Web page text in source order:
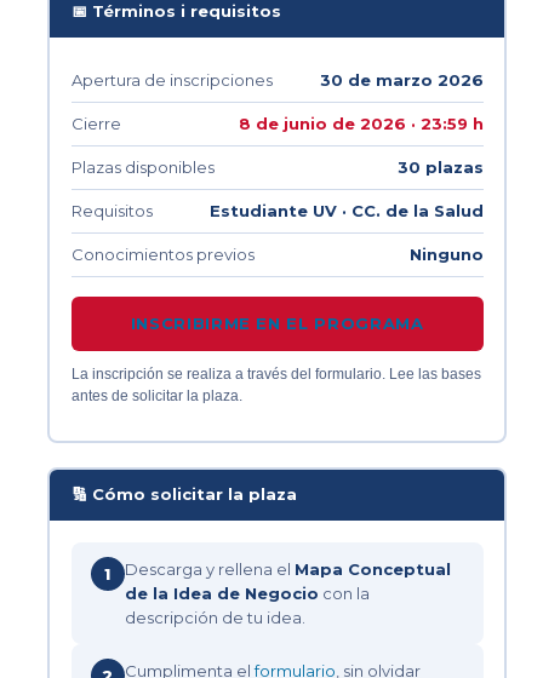
📅 Términos i requisitos
Apertura de inscripciones 30 de marzo 2026
Cierre 8 de junio de 2026 · 23:59 h
Plazas disponibles 30 plazas
Requisitos Estudiante UV · CC. de la Salud
Conocimientos previos Ninguno
INSCRIBIRME EN EL PROGRAMA
La inscripción se realiza a través del formulario. Lee las bases
antes de solicitar la plaza.
🔢 Cómo solicitar la plaza
1 Descarga y rellena el Mapa Conceptual
de la Idea de Negocio con la
descripción de tu idea.
Cumplimenta elformulario, sin olvidar